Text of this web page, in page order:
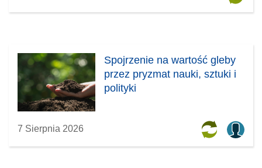
Spojrzenie na wartość gleby
przez pryzmat nauki, sztuki i
polityki
7 Sierpnia 2026